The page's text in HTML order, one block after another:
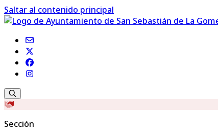
Saltar al contenido principal
Sección